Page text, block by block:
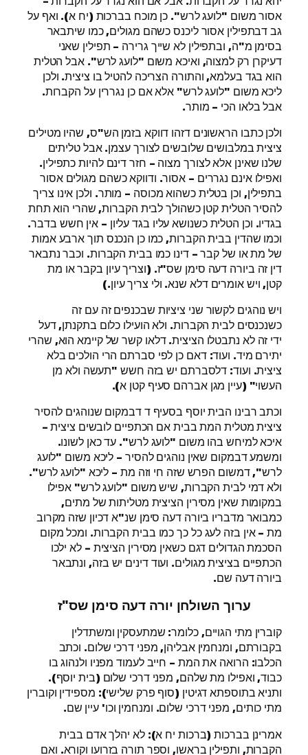
אסור משום "לועג לרש". כן מוכח בברכות (יח א). ואף על
גב דבתפילין אסור ליכנס כשהם מגולים, כמו שיתבאר
בסימן מ"ה, ובתפילין לא שייך גרירה – תפילין שאני
דעיקרן רק למצוה, ואיכא משום "לועג לרש". אבל הטלית
הוא בגד בעלמא, והתורה הצריכה להטיל בו ציצית. ולכן
ליכא משום "לועג לרש" אלא אם כן נגררין על הקברות.
אבל בלאו הכי – מותר.
ולכן כתבו הראשונים דזהו דווקא בזמן הש"ס, שהיו מטילים
ציצית במלבושים שלובשים לצורך עצמן. אבל טליתים
שלנו שאינן אלא לצורך מצוה – חזר דינם להיות כתפילין.
ואפילו אינם נגררים – אסור. ודווקא כשהם מגולים אסור
בתפילין, וכן בטלית כשהוא מכוסה – מותר. ולכן אינו צריך
להסיר הטלית קטן כשהולך לבית הקברות, שהרי הוא תחת
בגדיו. וכן הטלית כשנושא עליו בגד עליון – אין חשש בדבר.
וכמו שהדין בבית הקברות, כמו כן הנכנס תוך ארבע אמות
של מת או של קבר – דינו כמו בבית הקברות. וכבר נתבאר
דין זה ביורה דעה סימן שס"ז. (וצריך עיון בקבר או מת
קטן, ויש אומרים דלא שנא. ולי צריך עיון.)
ויש נוהגים לקשור שני ציציות שבכנפים זה עם זה
כשנכנסים לבית הקברות. ולא הועילו כלום בתקנתן, דעל
ידי זה לא נתבטלו הציצית. דלאו קשר של קיימא הוא, שהרי
יתירם מיד. ועוד: דאם כן לפי סברתם הרי הולכים בלא
ציצית. ועוד: דלסברתם יש בזה חשש "תעשה ולא מן
העשוי" (עיין מגן אברהם סעיף קטן א).
וכתב רבינו הבית יוסף בסעיף ד דבמקום שנוהגים להסיר
ציצית מטלית המת בבית אם הכתפיים לובשים ציצית –
איכא למיחש בהו משום "לועג לרש". עד כאן לשונו.
ומשמע דבמקום שאין נוהגים להסיר – ליכא משום "לועג
לרש", דמשום הפרש שזה חי וזה מת – ליכא "לועג לרש".
ולא דמי לבית הקברות, שיש משום "לועג לרש" אפילו
במקומות שאין מסירין הציצית מטליתות של מתים,
כמבואר מדבריו ביורה דעה סימן שנ"א דכיון שזה מקרוב
מת – אין בזה לעג כל כך כמו בבית הקברות. ומכל מקום
הסכמת הגדולים דגם כשאין מסירין הציצית – לא ילכו
הכתפיים בציצית מגולים. ועוד דינים יש בזה, ונתבאר
ביורה דעה שם.
ערוך השולחן יורה דעה סימן שס"ז
קוברין מתי הגויים, כלומר: שמתעסקין ומשתדלין
בקבורתם, ומנחמין אבליהן, מפני דרכי שלום. וכתב
הכלבו: הרואה את המת – חייב לעמוד מפניו ולנהוג בו
כבוד, ואפילו מת שלהם, מפני דרכי שלום (בית יוסף).
ותניא בתוספתא דגיטין (סוף פרק שלישי): מספידין וקוברין
מתי כותים, מפני דרכי שלום. ומנחמין וכו' עיין שם.
אמרינן בברכות (ברכות יח א): לא יהלך אדם בבית
הקברות, ותפילין בראשו, וספר תורה בזרועו וקורא. ואם